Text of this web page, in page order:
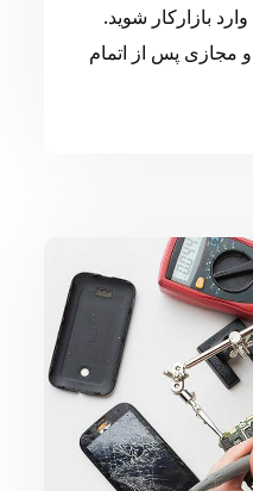
بازارکار شوید.
مجازی پس از اتمام